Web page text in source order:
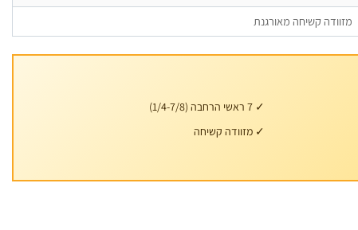
מזוודה קשיחה מאורגנת
✓ 7 ראשי הרחבה (1/4-7/8)
✓ מזוודה קשיחה